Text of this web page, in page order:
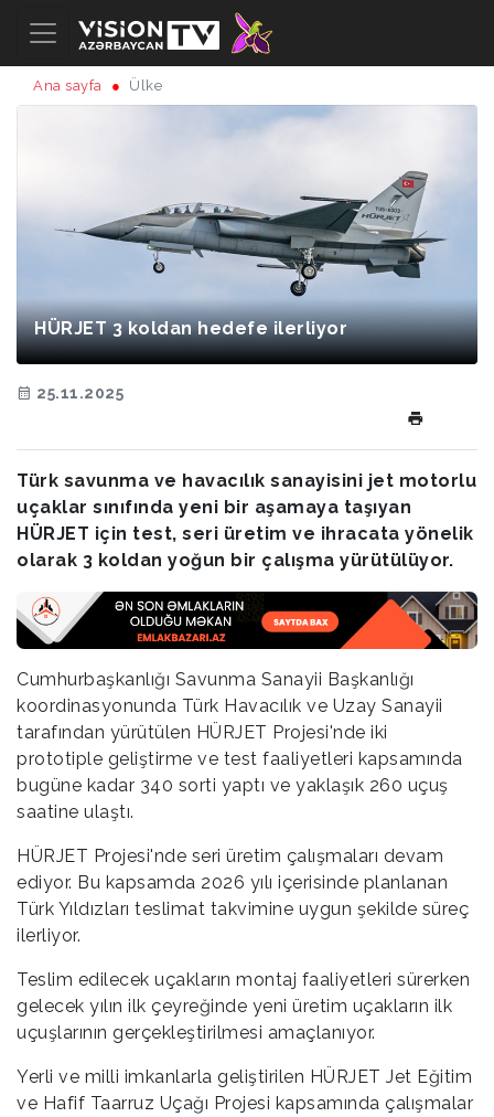
Ana sayfa Ülke
HÜRJET 3 koldan hedefe ilerliyor
25.11.2025
Türk savunma ve havacılık sanayisini jet motorlu
uçaklar sınıfında yeni bir aşamaya taşıyan
HÜRJET için test, seri üretim ve ihracata yönelik
olarak 3 koldan yoğun bir çalışma yürütülüyor.
Cumhurbaşkanlığı Savunma Sanayii Başkanlığı
koordinasyonunda Türk Havacılık ve Uzay Sanayii
tarafından yürütülen HÜRJET Projesi'nde iki
prototiple geliştirme ve test faaliyetleri kapsamında
bugüne kadar 340 sorti yaptı ve yaklaşık 260 uçuş
saatine ulaştı.
HÜRJET Projesi'nde seri üretim çalışmaları devam
ediyor. Bu kapsamda 2026 yılı içerisinde planlanan
Türk Yıldızları teslimat takvimine uygun şekilde süreç
ilerliyor.
Teslim edilecek uçakların montaj faaliyetleri sürerken
gelecek yılın ilk çeyreğinde yeni üretim uçakların ilk
uçuşlarının gerçekleştirilmesi amaçlanıyor.
Yerli ve milli imkanlarla geliştirilen HÜRJET Jet Eğitim
ve Hafif Taarruz Uçağı Projesi kapsamında çalışmalar